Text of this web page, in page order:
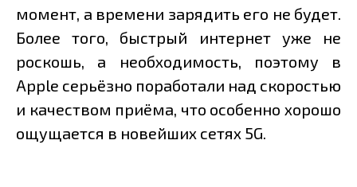
момент, а времени зарядить его не будет.
Более того, быстрый интернет уже не
роскошь, а необходимость, поэтому в
Apple серьёзно поработали над скоростью
и качеством приёма, что особенно хорошо
ощущается в новейших сетях 5G.